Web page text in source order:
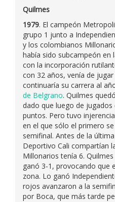
Quilmes
1979. El campeón
grupo 1 junto a
y los colombianos
había sido subcampeón en
con la incorporación
con 32 años, venía de
continuaría su carrera al
de Belgrano. Quilmes
dado que luego de
puntos. Pero tuvo
en el que sólo el primero
semifinal. Antes de la
Deportivo Cali compartían
Millonarios tenía 6.
ganó 3-1, provocando que
zona. Lo ganó
rojos avanzaron a la
por Boca, que más tarde